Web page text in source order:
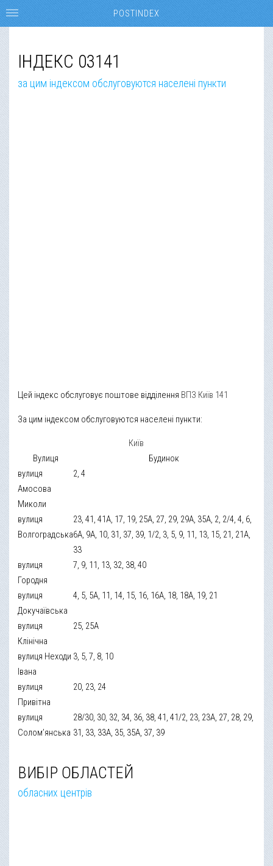
ІНДЕКС 03141
за цим індексом обслуговуются населені пункти
Цей індекс обслуговує поштове відділення ВПЗ Київ 141
За цим індексом обслуговуются населені пункти:
Київ
Вулиця
Будинок
вулиця
Амосова
Миколи
2, 4
вулиця
Волгоградська
23, 41, 41А, 17, 19, 25А, 27, 29, 29А, 35А, 2, 2/4, 4, 6,
6А, 9А, 10, 31, 37, 39, 1/2, 3, 5, 9, 11, 13, 15, 21, 21А,
33
вулиця
Городня
7, 9, 11, 13, 32, 38, 40
вулиця
Докучаївська
4, 5, 5А, 11, 14, 15, 16, 16А, 18, 18А, 19, 21
вулиця
Клінічна
25, 25А
вулиця Неходи
Івана
3, 5, 7, 8, 10
вулиця
Привітна
20, 23, 24
вулиця
Солом’янська
28/30, 30, 32, 34, 36, 38, 41, 41/2, 23, 23А, 27, 28, 29,
31, 33, 33А, 35, 35А, 37, 39
ВИБІР ОБЛАСТЕЙ
обласних центрів
POSTINDEX